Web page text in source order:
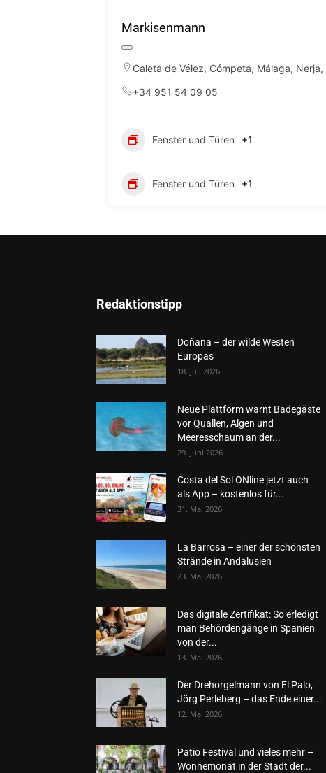
Markisenmann
Caleta de Vélez, Cómpeta, Málaga, Nerja,
+34 951 54 09 05
Fenster und Türen +1
Fenster und Türen +1
Redaktionstipp
Doñana – der wilde Westen
Europas
18. Juli 2026
Neue Plattform warnt Badegäste
vor Quallen, Algen und
Meeresschaum an der...
29. Juni 2026
Costa del Sol ONline jetzt auch
als App – kostenlos für...
31. Mai 2026
La Barrosa – einer der schönsten
Strände in Andalusien
23. Mai 2026
Das digitale Zertifikat: So erledigt
man Behördengänge in Spanien
von der...
13. Mai 2026
Der Drehorgelmann von El Palo,
Jörg Perleberg – das Ende einer...
12. Mai 2026
Patio Festival und vieles mehr –
Wonnemonat in der Stadt der...